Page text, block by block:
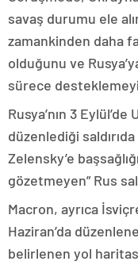
savaş durumu ele
zamankinden daha
olduğunu ve
sürece
Rusya’nın 3
düzenlediği
Zelensky’e
gözetmeyen” Rus
Macron, ayrıca
Haziran’da
belirlenen yol